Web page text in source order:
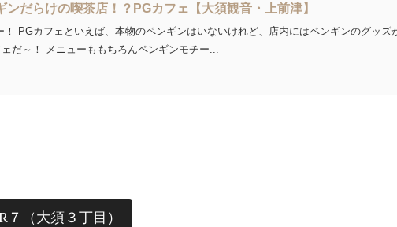
ンだらけの喫茶店！？PGカフェ【大須観音・上前津】
！ PGカフェといえば、本物のペンギンはいないけれど、店内にはペンギンのグッズ
だ～！ メニューももちろんペンギンモチー...
（大須３丁目）